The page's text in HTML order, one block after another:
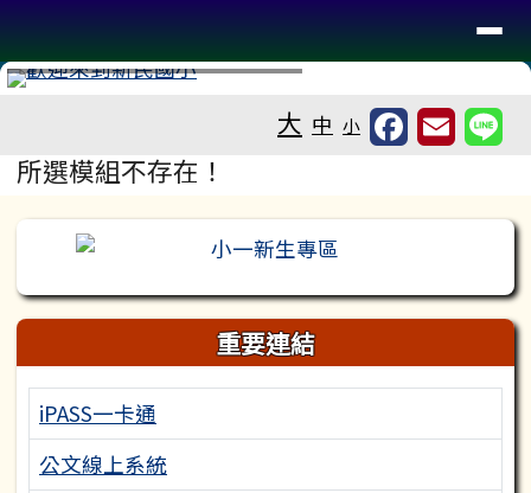
台南市新民國小
導覽列
⏸
大 中 小
主內容區域
所選模組不存在！
左邊區域內容
重要連結
iPASS一卡通
公文線上系統
頁尾區域